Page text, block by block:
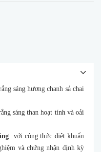
sáng hương chanh sả chai
sáng than hoạt tính và oải
với công thức diệt khuẩn
và chứng nhận định kỳ